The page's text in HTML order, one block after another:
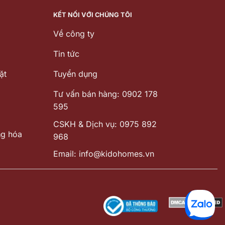
hóa
KẾT NỐI VỚI CHÚNG TÔI
Về công ty
Tin tức
Tuyển dụng
Tư vấn bán hàng: 0902 178
595
CSKH & Dịch vụ: 0975 892
968
Email: info@kidohomes.vn